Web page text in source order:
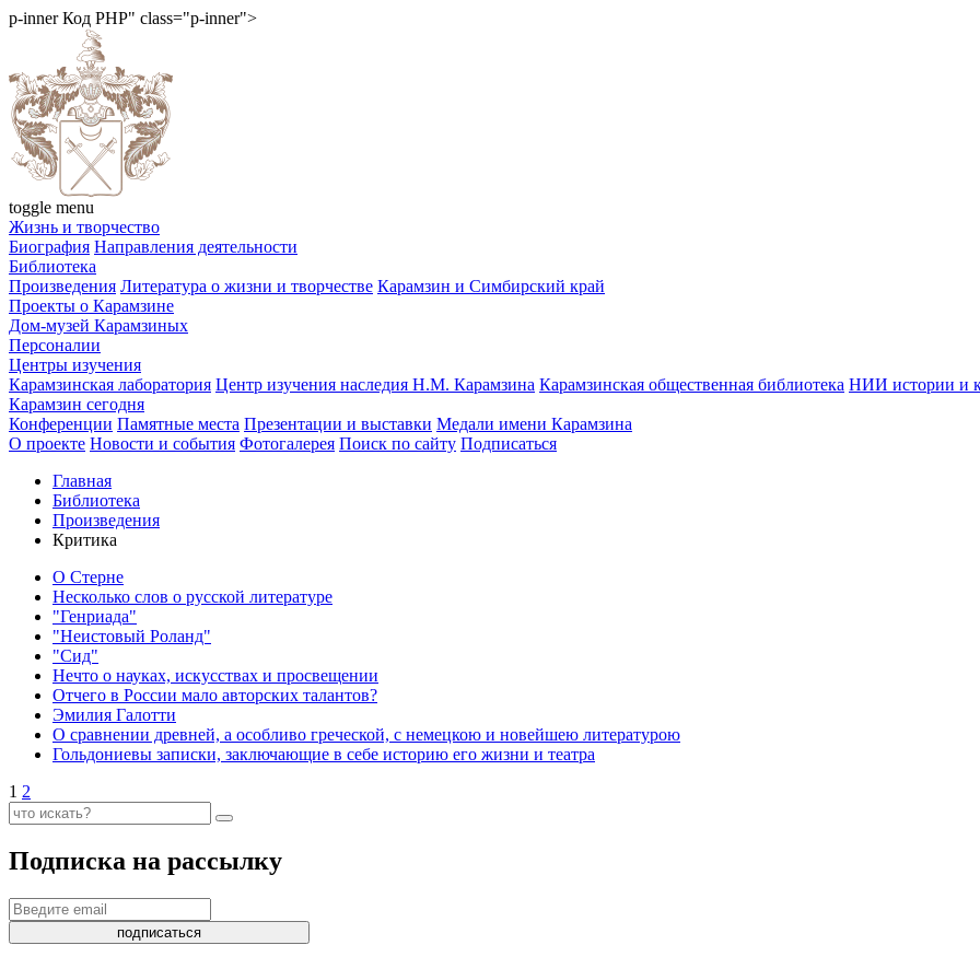
p-innerКод PHP" class="p-inner">
toggle menu
Жизнь и творчество
Биография Направления деятельности
Библиотека
Произведения Литература о жизни и творчестве Карамзин и Симбирский край
Проекты о Карамзине
Дом-музей Карамзиных
Персоналии
Центры изучения
Карамзинская лаборатория Центр изучения наследия Н.М. Карамзина Карамзинская общественная библиотека НИИ истории и
Карамзин сегодня
Конференции Памятные места Презентации и выставки Медали имени Карамзина
О проекте Новости и события Фотогалерея Поиск по сайту Подписаться
Главная
Библиотека
Произведения
Критика
О Стерне
Несколько слов о русской литературе
"Генриада"
"Неистовый Роланд"
"Сид"
Нечто о науках, искусствах и просвещении
Отчего в России мало авторских талантов?
Эмилия Галотти
О сравнении древней, а особливо греческой, с немецкою и новейшею литературою
Гольдониевы записки, заключающие в себе историю его жизни и театра
1 2
Подписка на рассылку
подписаться